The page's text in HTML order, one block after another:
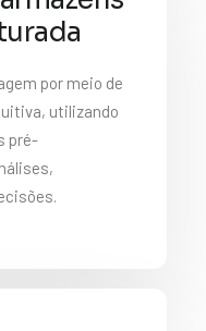
por meio de
utilizando
pré-